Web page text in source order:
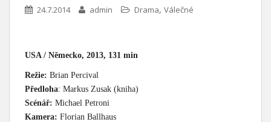
24.7.2014 admin Drama, Válečné
USA / Německo, 2013, 131 min
Režie: Brian Percival
Předloha: Markus Zusak (kniha)
Scénář: Michael Petroni
Kamera: Florian Ballhaus